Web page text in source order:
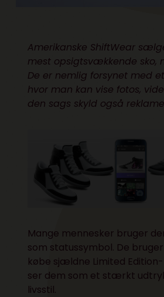
Amerikanske ShiftWear
mest opsigtsvækkende sko,
De er nemlig forsynet med
hvor man kan vise fotos,
den sags skyld også
Mange mennesker bruger
som statussymbol. De
købe sjældne Limited
ser dem som et stærkt
livsstil.